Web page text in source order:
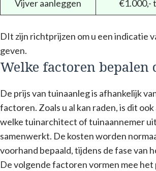
Vijver aanleggen €1.000,-
DIt zijn richtprijzen om u een indicatie
geven.
Welke factoren bepalen
De prijs van tuinaanleg is afhankelijk
factoren. Zoals u al kan raden, is dit
welke tuinarchitect of tuinaannemer
samenwerkt. De kosten worden
voorhand bepaald, tijdens de fase van
De volgende factoren vormen mee